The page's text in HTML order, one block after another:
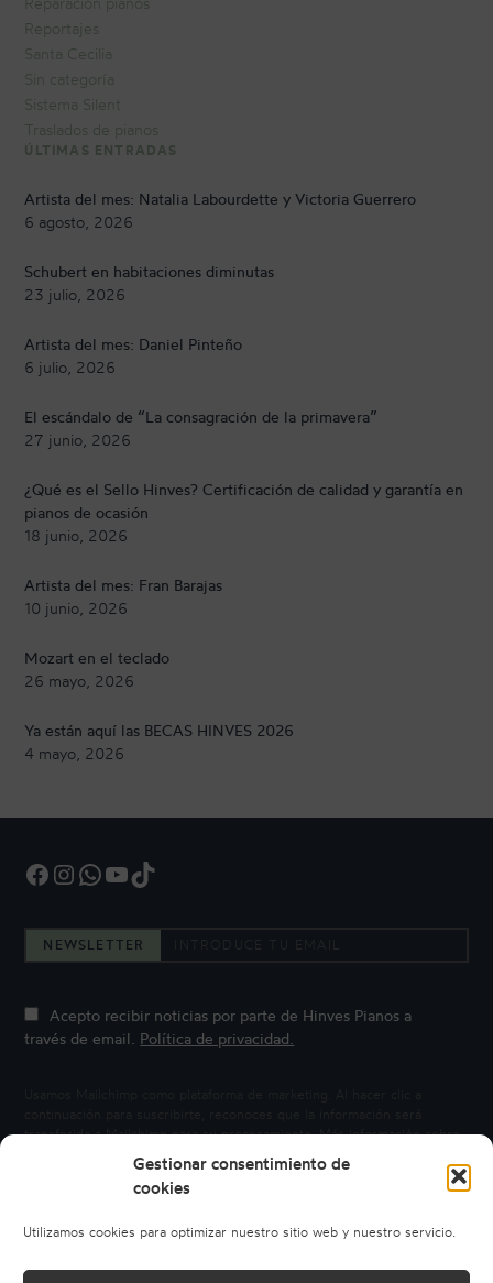
Gestionar consentimiento de
cookies
Utilizamos cookies para optimizar nuestro sitio web y nuestro servicio.
Reportajes
Santa Cecilia
Sin categoría
Sistema Silent
Traslados de pianos
ÚLTIMAS ENTRADAS
Artista del mes: Natalia Labourdette y Victoria Guerrero
6 agosto, 2026
Schubert en habitaciones diminutas
23 julio, 2026
Artista del mes: Daniel Pinteño
6 julio, 2026
El escándalo de “La consagración de la primavera”
27 junio, 2026
¿Qué es el Sello Hinves? Certificación de calidad y garantía en
pianos de ocasión
18 junio, 2026
Artista del mes: Fran Barajas
10 junio, 2026
Mozart en el teclado
26 mayo, 2026
Ya están aquí las BECAS HINVES 2026
4 mayo, 2026
Facebook InstagramWhatsApp YouTube TikTok
NEWSLETTER
Acepto recibir noticias por parte de Hinves Pianos a
través de email. Política de privacidad.
transferida a Mailchimp para su procesamiento.Más información sobre